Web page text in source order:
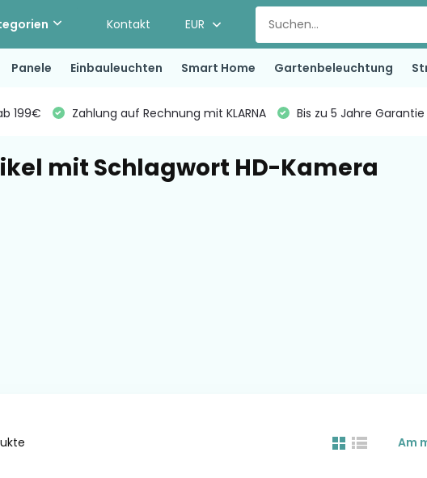
Kontakt EUR
Panele Einbauleuchten Smart Home Gartenbeleuchtung
199€ Zahlung auf Rechnung mit KLARNA Bis zu 5 Jahre
mit Schlagwort HD-Kamera
Am